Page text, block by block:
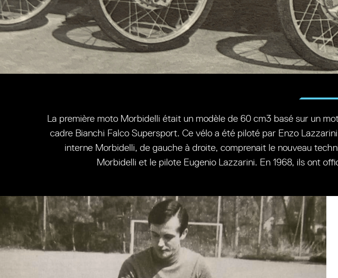
La première moto Morbidelli était un modèle de 60 cm3 basé sur un
cadre Bianchi Falco Supersport. Ce vélo a été piloté par Enzo
interne Morbidelli, de gauche à droite, comprenait le nouveau
Morbidelli et le pilote Eugenio Lazzarini. En 1968, ils ont